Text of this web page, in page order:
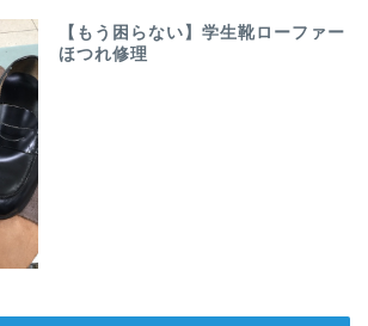
【もう困らない】学生靴ローファー
ほつれ修理